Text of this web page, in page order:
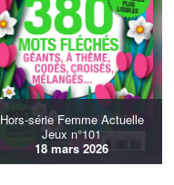
Hors-série Femme Actuelle
Jeux n°101
18 mars 2026